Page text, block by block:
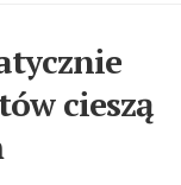
cieszą